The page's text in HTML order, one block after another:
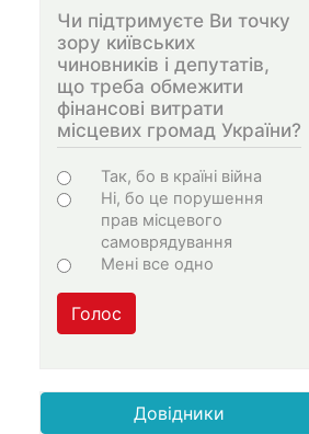
Чи підтримуєте Ви точку
зору київських
чиновників і депутатів,
що треба обмежити
фінансові витрати
місцевих громад України?
Choices
Так, бо в країні війна
Ні, бо це порушення
прав місцевого
самоврядування
Мені все одно
Голос
Довідники